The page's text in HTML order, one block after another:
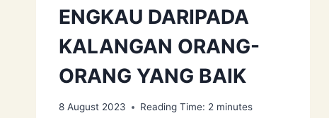
ENGKAU DARIPADA
KALANGAN ORANG-
ORANG YANG BAIK
8 August 2023 Reading Time: 2 minutes